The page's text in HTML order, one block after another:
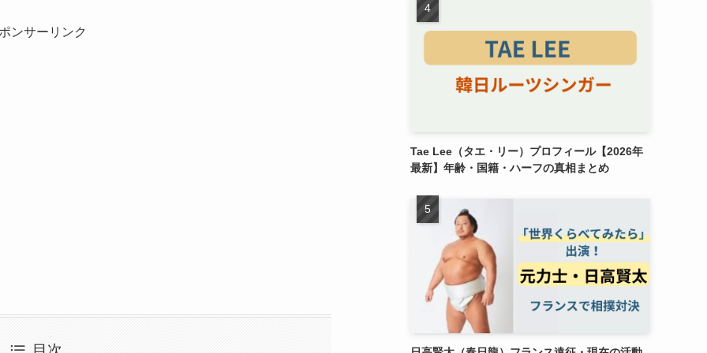
ンサーリンク
Tae Lee（タエ・リー）プロフィール【2026年
最新】年齢・国籍・ハーフの真相まとめ